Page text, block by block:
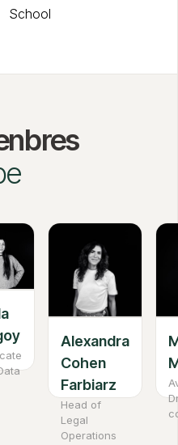
School
Alexandra
Cohen
Farbiarz
Head of
Legal
Operations